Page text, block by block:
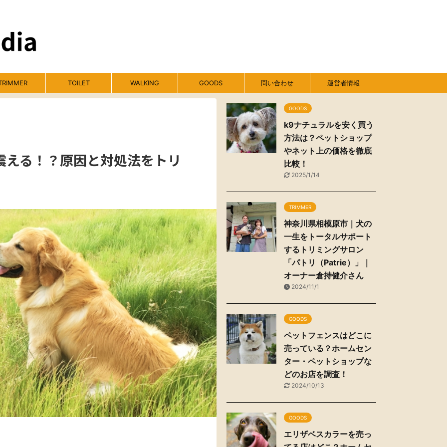
TOILET WALKING GOODS 問い合わせ 運営者情報
る！？原因と対処法をトリ
GOODS
k9ナチュラルを安く買う
方法は？ペットショップ
やネット上の価格を徹底
比較！
2025/1/14
TRIMMER
神奈川県相模原市｜犬の
一生をトータルサポート
するトリミングサロン
「パトリ（Patrie）」｜
オーナー倉持健介さん
2024/11/1
GOODS
ペットフェンスはどこに
売っている？ホームセン
ター・ペットショップな
どのお店を調査！
2024/10/13
GOODS
エリザベスカラーを売っ